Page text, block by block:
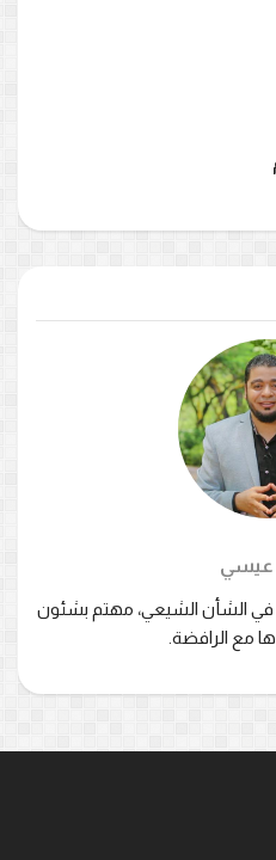
عيسي
الشأن الشيعي، مهتم بشئون
مع الرافضة.